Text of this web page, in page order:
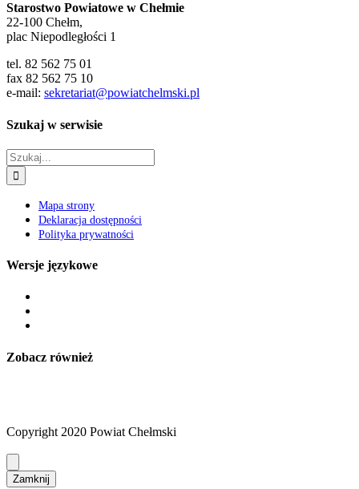
Starostwo Powiatowe w Chełmie
22-100 Chełm,
plac Niepodległości 1
tel. 82 562 75 01
fax 82 562 75 10
e-mail: sekretariat@powiatchelmski.pl
Szukaj w serwisie
Szukaj
Mapa strony
Deklaracja dostępności
Polityka prywatności
Wersje językowe
Zobacz również
Copyright 2020 Powiat Chełmski
Zamknij